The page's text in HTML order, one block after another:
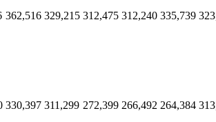
362,516 329,215 312,475 312,240 335,739
330,397 311,299 272,399 266,492 264,384